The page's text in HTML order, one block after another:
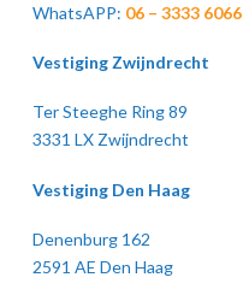
WhatsAPP: 06 – 3333 6066
Vestiging Zwijndrecht
Ter Steeghe Ring 89
3331 LX Zwijndrecht
Vestiging Den Haag
Denenburg 162
2591 AE Den Haag